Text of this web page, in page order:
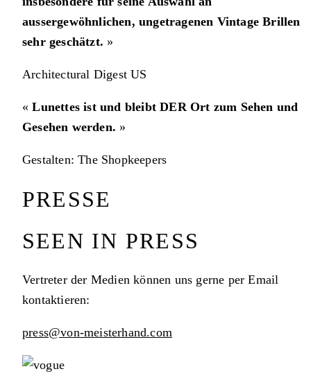
aussergewöhnlichen, ungetragenen Vintage Brillen
sehr geschätzt. »
Architectural Digest US
«Lunettes ist und bleibt DER Ort zum Sehen und
Gesehen werden. »
Gestalten: The Shopkeepers
PRESSE
SEEN IN PRESS
Vertreter der Medien können uns gerne per Email
kontaktieren:
press@von-meisterhand.com